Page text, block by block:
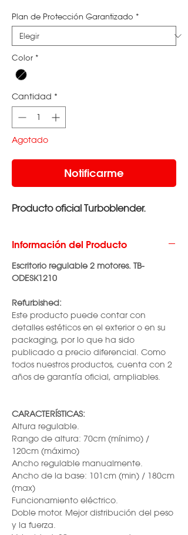
Plan de Protección Garantizado *
Color *
Cantidad *
Agotado
Notificarme
Producto oficial Turboblender.
Información del Producto
Escritorio regulable 2 motores. TB-
ODESK1210
Refurbished:
Este producto puede contar con
detalles estéticos en el exterior o en su
packaging, por lo que ha sido
publicado a precio diferencial. Como
todos nuestros productos, cuenta con 2
años de garantía oficial, ampliables.
CARACTERÍSTICAS:
Altura regulable.
Rango de altura: 70cm (mínimo) /
120cm (máximo)
Ancho regulable manualmente.
Ancho de la base: 101cm (min) / 180cm
(max)
Funcionamiento eléctrico.
Doble motor. Mejor distribución del peso
y la fuerza.